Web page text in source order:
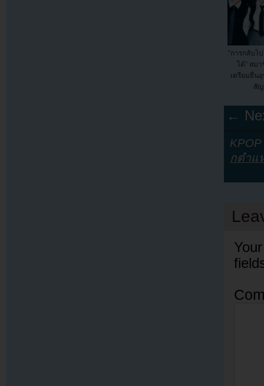
“การกลับไ
ได้” สม
เตรียมยื่น
สั
←
กตำแ